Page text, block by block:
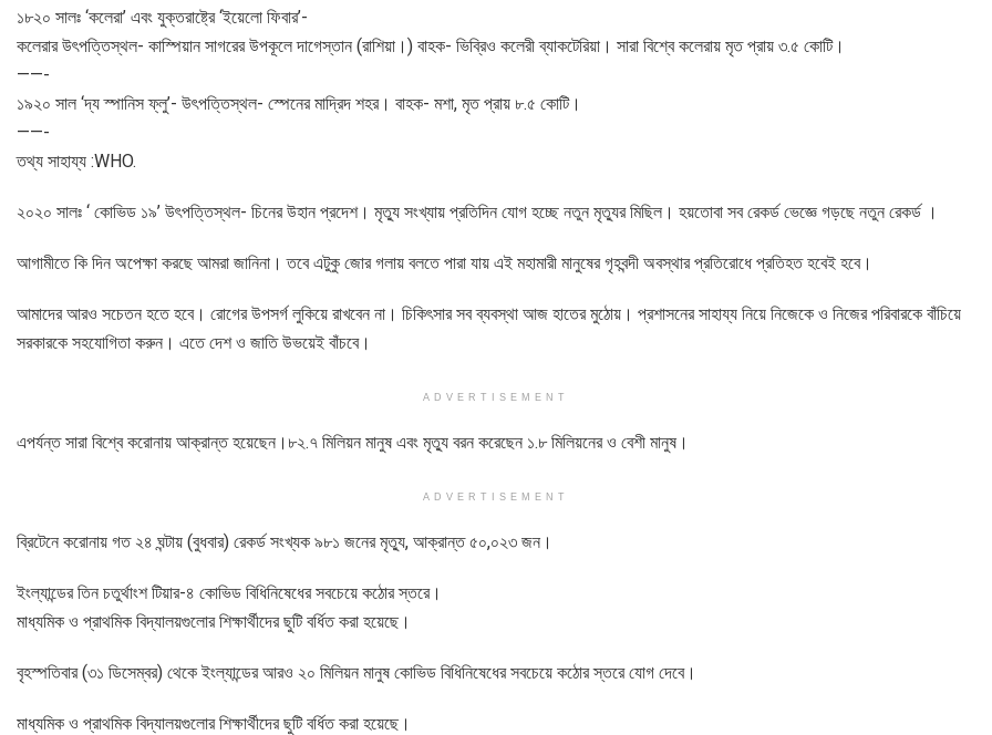
১৮২০ সালঃ ‘কলেরা’ এবং যুক্তরাষ্ট্রে ‘ইয়েলো ফিবার’-
কলেরার উৎপত্তিস্থল- কাস্পিয়ান সাগরের উপকূলে দাগেস্তান (রাশিয়া।) বাহক- ভিব্রিও কলেরী ব্যাকটেরিয়া। সারা বিশ্বে কলেরায় মৃত প্রায় ৩.৫ কোটি।
——-
১৯২০ সাল ‘দ্য স্পানিস ফ্লু’- উৎপত্তিস্থল- স্পেনের মাদ্রিদ শহর। বাহক- মশা, মৃত প্রায় ৮.৫ কোটি।
——-
তথ্য সাহায্য :WHO.
২০২০ সালঃ ‘ কোভিড ১৯’ উৎপত্তিস্থল- চিনের উহান প্রদেশ। মৃত্যু সংখ্যায় প্রতিদিন যোগ হচ্ছে নতুন মৃত্যুর মিছিল। হয়তোবা সব রেকর্ড ভেজ্ঞে গড়ছে নতুন রেকর্ড ।
আগামীতে কি দিন অপেক্ষা করছে আমরা জানিনা। তবে এটুকু জোর গলায় বলতে পারা যায় এই মহামারী মানুষের গৃহবন্দী অবস্থার প্রতিরোধে প্রতিহত হবেই হবে।
আমাদের আরও সচেতন হতে হবে। রোগের উপসর্গ লুকিয়ে রাখবেন না। চিকিৎসার সব ব্যবস্থা আজ হাতের মুঠোয়। প্রশাসনের সাহায্য নিয়ে নিজেকে ও নিজের পরিবারকে বাঁচিয়ে
সরকারকে সহযোগিতা করুন। এতে দেশ ও জাতি উভয়েই বাঁচবে।
ADVERTISEMENT
এপর্যন্ত সারা বিশ্বে করোনায় আক্রান্ত হয়েছেন।৮২.৭ মিলিয়ন মানুষ এবং মৃত্যু বরন করেছেন ১.৮ মিলিয়নের ও বেশী মানুষ।
ADVERTISEMENT
ব্রিটেনে করোনায় গত ২৪ ঘন্টায় (বুধবার) রেকর্ড সংখ্যক ৯৮১ জনের মৃত্যু, আক্রান্ত ৫০,০২৩ জন।
ইংল্যান্ডের তিন চতুর্থাংশ টিয়ার-৪ কোভিড বিধিনিষেধের সবচেয়ে কঠোর স্তরে।
মাধ্যমিক ও প্রাথমিক বিদ্যালয়গুলোর শিক্ষার্থীদের ছুটি বর্ধিত করা হয়েছে।
বৃহস্পতিবার (৩১ ডিসেম্বর) থেকে ইংল্যান্ডের আরও ২০ মিলিয়ন মানুষ কোভিড বিধিনিষেধের সবচেয়ে কঠোর স্তরে যোগ দেবে।
মাধ্যমিক ও প্রাথমিক বিদ্যালয়গুলোর শিক্ষার্থীদের ছুটি বর্ধিত করা হয়েছে।